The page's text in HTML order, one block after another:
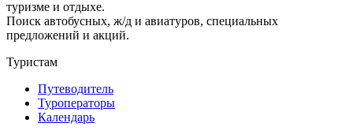
туризме и отдыхе.
Поиск автобусных, ж/д и авиатуров, специальных
предложений и акций.
Туристам
Путеводитель
Туроператоры
Календарь